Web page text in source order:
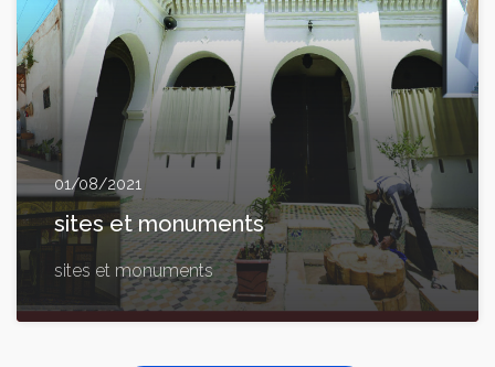
01/08/2021
sites et monuments
sites et monuments